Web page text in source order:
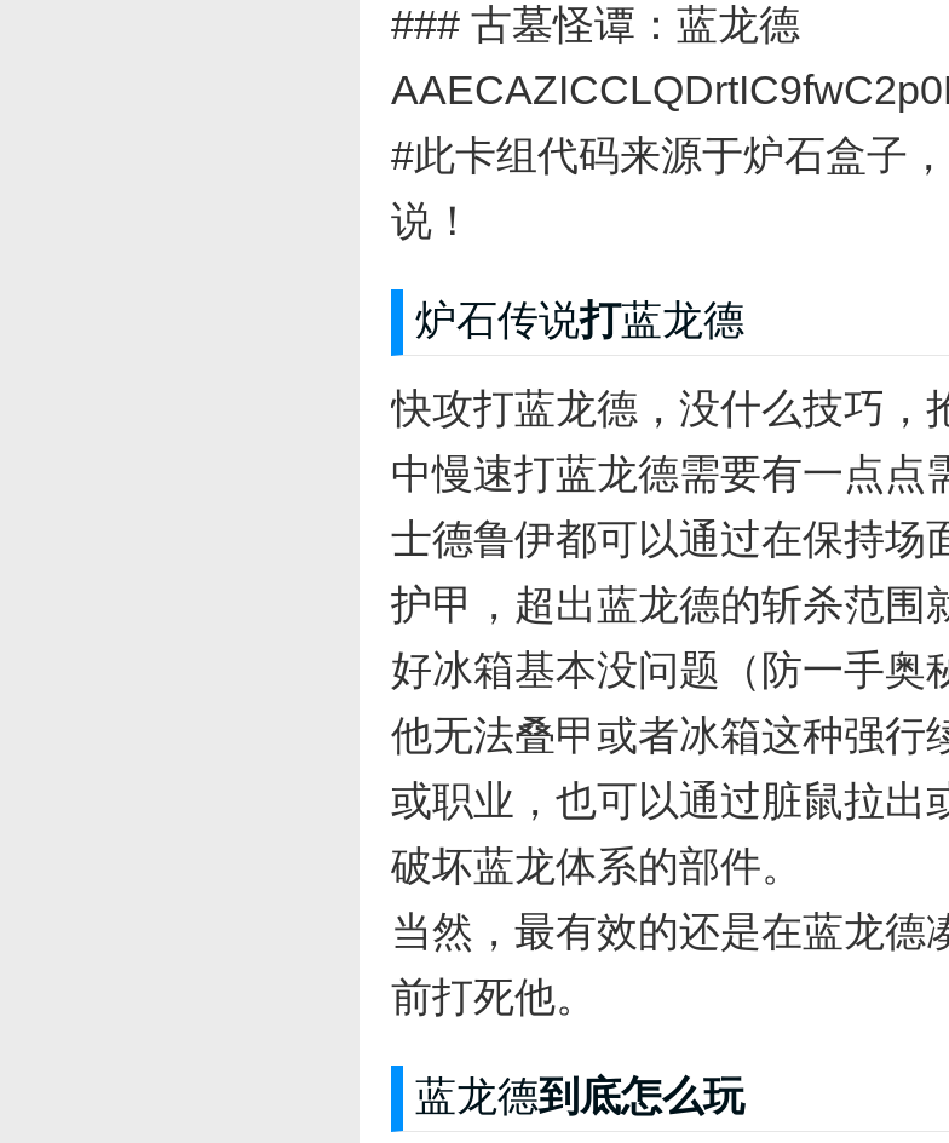
### 古墓怪谭：蓝龙德
#此卡组代码来源于炉石盒子
说！
炉石传说打蓝龙德
快攻打蓝龙德，没什么技巧，
中慢速打蓝龙德需要有一点点
士德鲁伊都可以通过在保持场
护甲，超出蓝龙德的斩杀范围
好冰箱基本没问题（防一手奥
他无法叠甲或者冰箱这种强行
或职业，也可以通过脏鼠拉出
破坏蓝龙体系的部件。
当然，最有效的还是在蓝龙德
前打死他。
蓝龙德到底怎么玩